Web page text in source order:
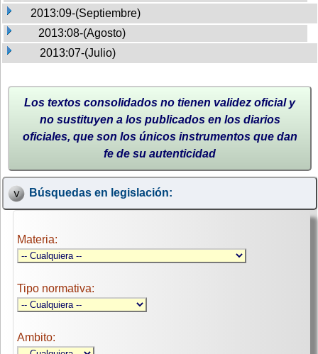
2013:09-(Septiembre)
2013:08-(Agosto)
2013:07-(Julio)
Los textos consolidados no tienen validez oficial y
no sustituyen a los publicados en los diarios
oficiales, que son los únicos instrumentos que dan
fe de su autenticidad
Búsquedas en legislación:
Materia:
Tipo normativa:
Ambito: